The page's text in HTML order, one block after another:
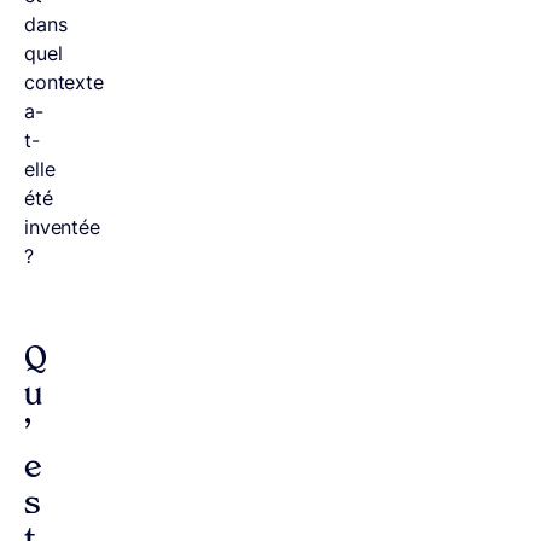
dans
quel
contexte
a-
t-
elle
été
inventée
?
Q
u
’
e
s